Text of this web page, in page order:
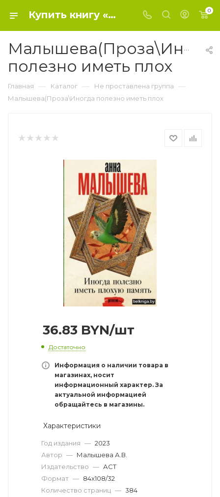
Купить книгу «Малышева(Проза\Иногда полезно иметь плох» 2023, Малышева А.В. - Не проставлена группа 0
полезно иметь плох
Главная — Каталог — Не проставлена группа —
Малышева(Проза\Иногда полезно иметь плох
36.83 BYN/шт
Достаточно
Информация о наличии товара в
магазинах, носит
информационный характер. За
актуальной информацией
обращайтесь в магазины.
Характеристики
Год издания — 2023
Автор — Малышева А.В.
Издательство — АСТ
Формат — 84x108/32
Количество страниц — 384